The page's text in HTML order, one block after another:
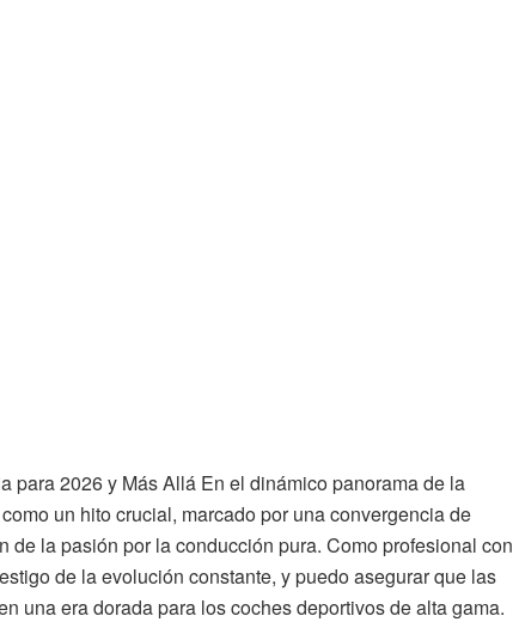
para 2026 y Más Allá En el dinámico panorama de la
un hito crucial, marcado por una convergencia de
la pasión por la conducción pura. Como profesional con
de la evolución constante, y puedo asegurar que las
una era dorada para los coches deportivos de alta gama.